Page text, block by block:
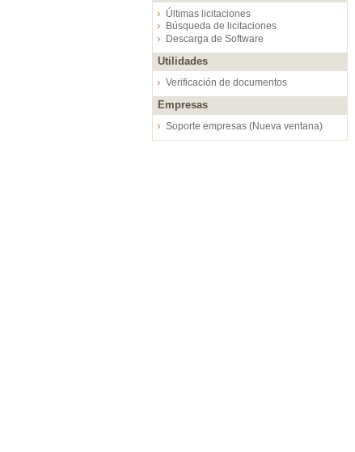
Últimas licitaciones
Búsqueda de licitaciones
Descarga de Software
Utilidades
Verificación de documentos
Empresas
Soporte empresas (Nueva ventana)